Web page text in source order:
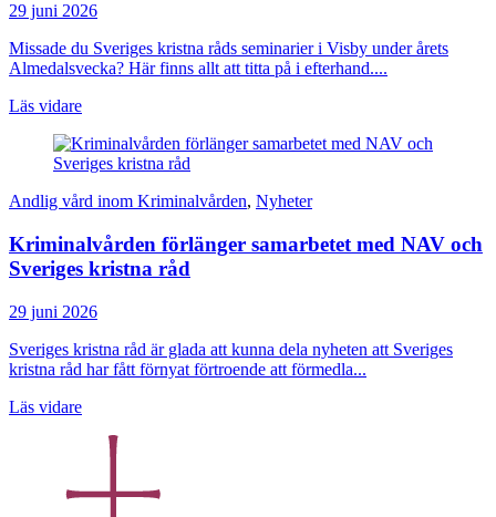
29 juni 2026
Missade du Sveriges kristna råds seminarier i Visby under årets
Almedalsvecka? Här finns allt att titta på i efterhand....
Läs vidare
Andlig vård inom Kriminalvården, Nyheter
Kriminalvården förlänger samarbetet med NAV och
Sveriges kristna råd
29 juni 2026
Sveriges kristna råd är glada att kunna dela nyheten att Sveriges
kristna råd har fått förnyat förtroende att förmedla...
Läs vidare